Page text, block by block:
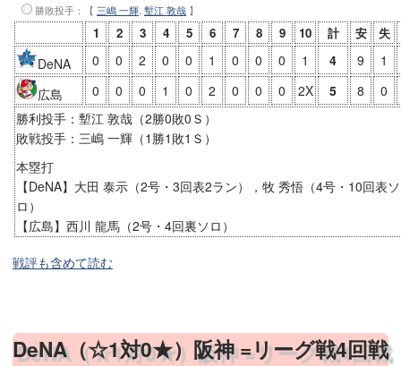
勝敗投手 ：【 三嶋 一輝, 塹江 敦哉 】
1 2 3 4 5 6 7 8 9 10 計 安 失
DeNA 0 0 2 0 0 1 0 0 0 1 4 9
1
広島
0 0 0 1 0 2 0 0 0 2X 5 8
0
勝利投手：塹江 敦哉（2勝0敗0Ｓ）
敗戦投手：三嶋 一輝（1勝1敗1Ｓ）
本塁打
【DeNA】大田 泰示（2号・3回表2ラン），牧 秀悟（4号・10回表ソ
ロ）
【広島】西川 龍馬（2号・4回裏ソロ）
戦評も含めて読む
DeNA（☆1対0★）阪神 =リーグ戦4回戦